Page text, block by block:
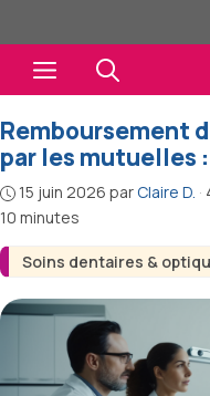
au
contenuMenu
Soins dentaires &
Remboursement
par les mutuelles
15 juin 2026 par Claire D. ·
10 minutes